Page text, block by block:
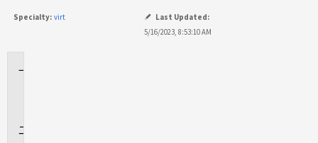
Specialty: virt
Last Updated:
5/16/2023, 8:53:10 AM